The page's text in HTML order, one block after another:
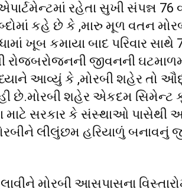
રહેતા સુખી સંપન્ન 76
શબ્દોમાં કહે છે કે ,મારુ મૂળ વતન
ખૂબ કમાયા બાદ પરિવાર સાથે
રોજબરોજનની જીવનની
આવ્યું કે ,મોરબી શહેર તો
રહી છે.મોરબી શહેર એકદમ
સરકાર કે સંસ્થાઓ પાસેથી
લીલુંછમ હરિયાળું બનાવનું
મોરબી આસપાસના